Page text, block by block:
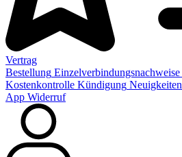
Vertrag
Bestellung Einzelverbindungsnachweise
Kostenkontrolle Kündigung Neuigkeiten
App Widerruf